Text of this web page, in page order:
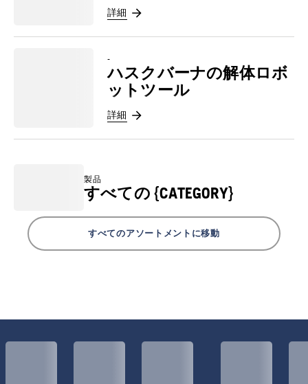
詳細
-
ハスクバーナの解体ロボ
ットツール
詳細
製品
すべての {CATEGORY}
すべてのアソートメントに移動